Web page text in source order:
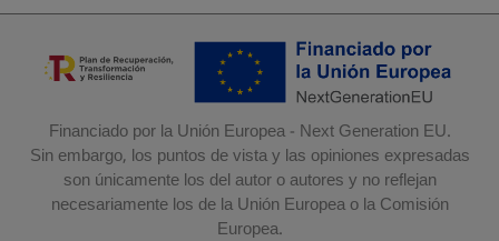
Financiado por la Unión Europea - Next Generation EU.
Sin embargo, los puntos de vista y las opiniones expresadas
son únicamente los del autor o autores y no reflejan
necesariamente los de la Unión Europea o la Comisión
Europea.